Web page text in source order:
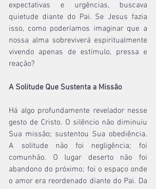
expectativas e urgências, buscava
quietude diante do Pai. Se Jesus fazia
isso, como poderíamos imaginar que a
nossa alma sobreviverá espiritualmente
vivendo apenas de estímulo, pressa e
reação?
A Solitude Que Sustenta a Missão
Há algo profundamente revelador nesse
gesto de Cristo. O silêncio não diminuiu
Sua missão; sustentou Sua obediência.
A solitude não foi negligência; foi
comunhão. O lugar deserto não foi
abandono do próximo; foi o espaço onde
o amor era reordenado diante do Pai. Da